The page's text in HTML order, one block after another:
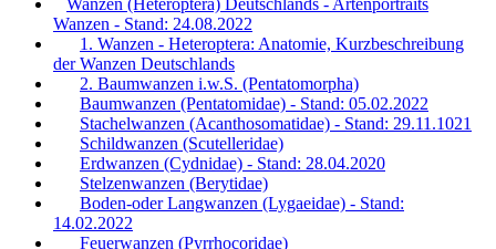
Wanzen (Heteroptera) Deutschlands - Artenportraits
Wanzen - Stand: 24.08.2022
1. Wanzen - Heteroptera: Anatomie, Kurzbeschreibung
der Wanzen Deutschlands
2. Baumwanzen i.w.S. (Pentatomorpha)
Baumwanzen (Pentatomidae) - Stand: 05.02.2022
Stachelwanzen (Acanthosomatidae) - Stand: 29.11.1021
Schildwanzen (Scutelleridae)
Erdwanzen (Cydnidae) - Stand: 28.04.2020
Stelzenwanzen (Berytidae)
Boden-oder Langwanzen (Lygaeidae) - Stand:
14.02.2022
Feuerwanzen (Pyrrhocoridae)